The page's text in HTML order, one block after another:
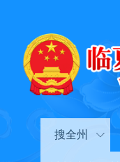
搜全州